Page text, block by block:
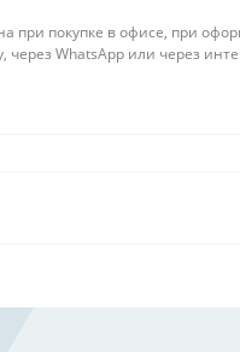
при покупке в офисе, при
через WhatsApp или через